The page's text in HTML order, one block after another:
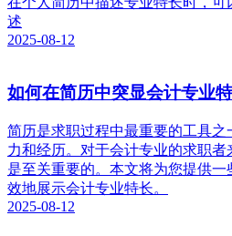
述
2025-08-12
如何在简历中突显会计专业
简历是求职过程中最重要的工具
力和经历。对于会计专业的求职
是至关重要的。本文将为您提供
效地展示会计专业特长。
2025-08-12